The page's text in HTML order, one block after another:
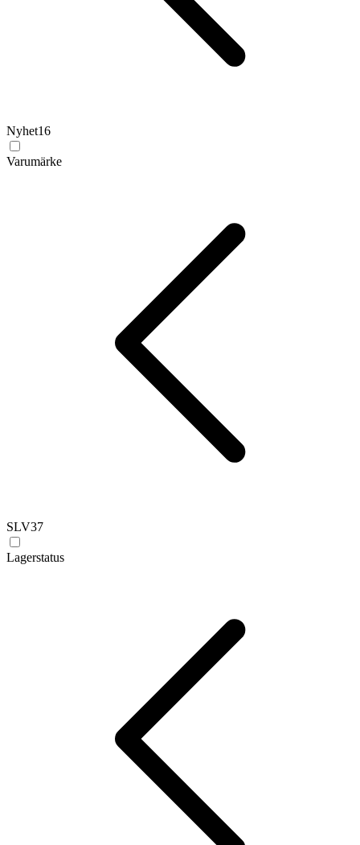
Nyhet16
Varumärke
SLV37
Lagerstatus